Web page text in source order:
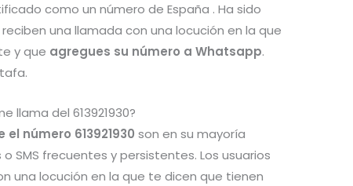
como un número de España . Ha sido
una llamada con una locución en la que
y que agregues su número a Whatsapp.
llama del 613921930?
número 613921930son en su mayoría
SMS frecuentes y persistentes. Los usuarios
una locución en la que te dicen que tienen